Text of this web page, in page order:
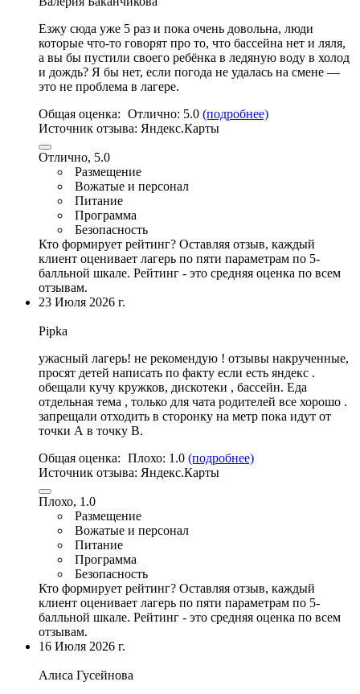
Езжу сюда уже 5 раз и пока очень довольна, люди
которые что-то говорят про то, что бассейна нет и ляля,
а вы бы пустили своего ребёнка в ледяную воду в холод
и дождь? Я бы нет, если погода не удалась на смене —
это не проблема в лагере.
Общая оценка: Отлично: 5.0 (подробнее)
Источник отзыва: Яндекс.Карты
Отлично, 5.0
Размещение
Вожатые и персонал
Питание
Программа
Безопасность
Кто формирует рейтинг? Оставляя отзыв, каждый
клиент оценивает лагерь по пяти параметрам по 5-
балльной шкале. Рейтинг - это средняя оценка по всем
отзывам.
23 Июля 2026 г.
Pipka
ужасный лагерь! не рекомендую ! отзывы накрученные,
просят детей написать по факту если есть яндекс .
обещали кучу кружков, дискотеки , бассейн. Еда
отдельная тема , только для чата родителей все хорошо .
запрещали отходить в сторонку на метр пока идут от
точки А в точку В.
Общая оценка: Плохо: 1.0 (подробнее)
Источник отзыва: Яндекс.Карты
Плохо, 1.0
Размещение
Вожатые и персонал
Питание
Программа
Безопасность
Кто формирует рейтинг? Оставляя отзыв, каждый
клиент оценивает лагерь по пяти параметрам по 5-
балльной шкале. Рейтинг - это средняя оценка по всем
отзывам.
16 Июля 2026 г.
Алиса Гусейнова